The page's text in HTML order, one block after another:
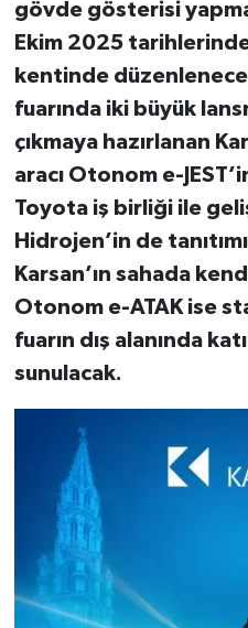
gövde gösterisi
Ekim 2025 tarihlerinde
kentinde
fuarındaiki büyük
çıkmaya hazırlanan
aracı Otonom e-
Toyota iş birliği ile
Hidrojen’in de
Karsan’ın sahada
Otonom e-ATAK ise
fuarın dış alanında
sunulacak.